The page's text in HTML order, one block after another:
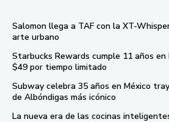
Salomon llega a TAF con la XT-
arte urbano
Starbucks Rewards cumple 11 años en
$49 por tiempo limitado
Subway celebra 35 años en México
de Albóndigas más icónico
La nueva era de las cocinas